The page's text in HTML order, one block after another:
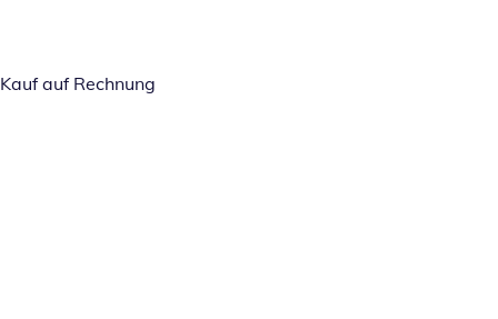
Kauf auf Rechnung